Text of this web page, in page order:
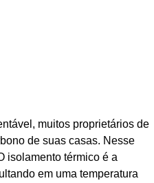
muitos proprietários de
de suas casas. Nesse
isolamento térmico é a
em uma temperatura